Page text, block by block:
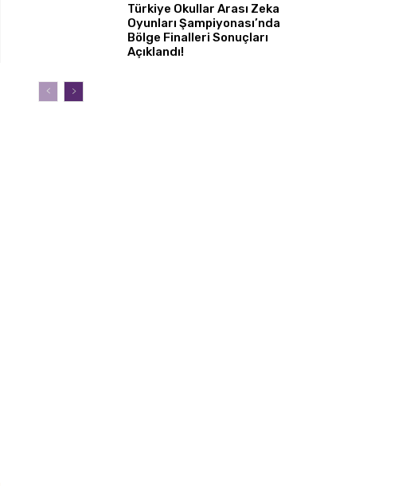
Türkiye Okullar Arası Zeka
Oyunları Şampiyonası’nda
Bölge Finalleri Sonuçları
Açıklandı!